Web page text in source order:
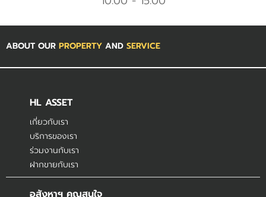
ABOUT OUR PROPERTY AND SERVICE
HL ASSET
เกี่ยวกับเรา
บริการของเรา
ร่วมงานกับเรา
ฝากขายกับเรา
อสังหาฯ คุณสนใจ